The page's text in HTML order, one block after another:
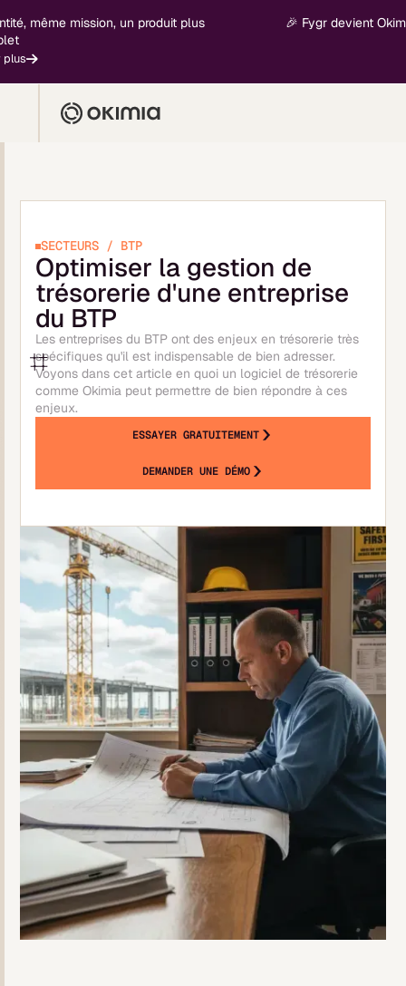
mission, un produit plus 🎉 Fygr devient Okimia -
SECTEURS / BTP
Optimiser la gestion de
trésorerie d'une entreprise
du BTP
Les entreprises du BTP ont des enjeux en trésorerie très
spécifiques qu'il est indispensable de bien adresser.
Voyons dans cet article en quoi un logiciel de trésorerie
comme Okimia peut permettre de bien répondre à ces
enjeux.
ESSAYER GRATUITEMENT
DEMANDER UNE DÉMO